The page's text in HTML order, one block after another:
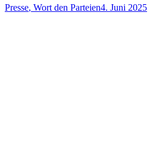
Presse, Wort den Parteien4. Juni 2025